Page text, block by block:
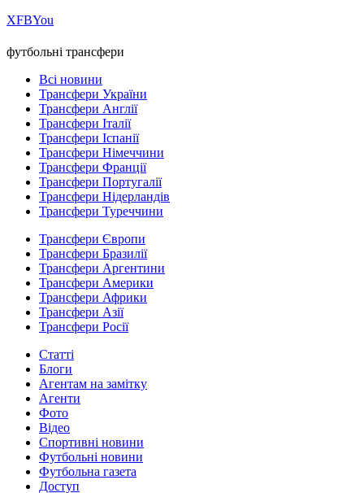
ХFBYou
футбольні трансфери
Всі новини
Трансфери України
Трансфери Англії
Трансфери Італії
Трансфери Іспанії
Трансфери Німеччини
Трансфери Франції
Трансфери Португалії
Трансфери Нідерландів
Трансфери Туреччини
Трансфери Європи
Трансфери Бразилії
Трансфери Аргентини
Трансфери Америки
Трансфери Африки
Трансфери Азії
Трансфери Росії
Статті
Блоги
Агентам на замітку
Агенти
Фото
Відео
Спортивні новини
Футбольні новини
Футбольна газета
Доступ